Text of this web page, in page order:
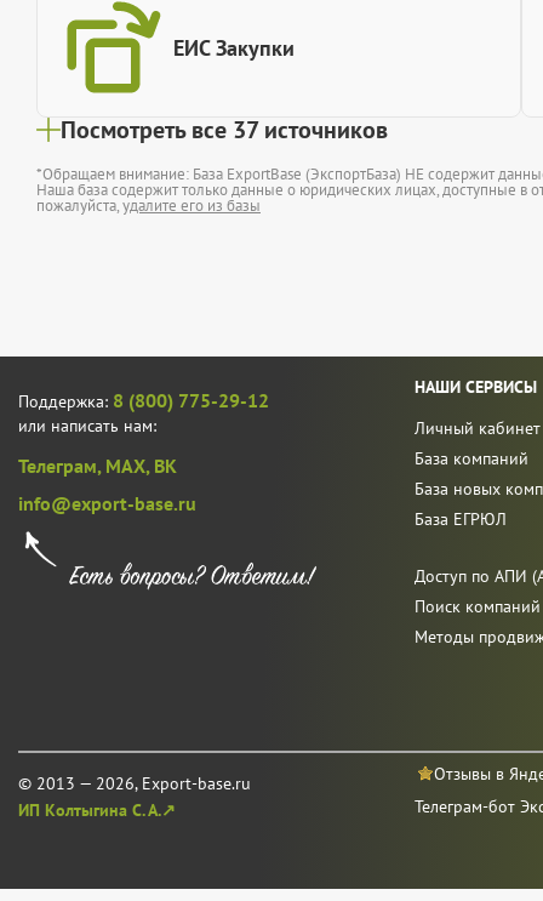
ЕИС Закупки
Посмотреть все 37 источников
*Обращаем внимание: База ExportBase (ЭкспортБаза) НЕ содержит
Наша база содержит только данные о юридических лицах, доступные в
пожалуйста,удалите его из базы
Поддержка: 8 (800) 775-29-12
или написать нам:
Телеграм, MAX, ВК
info@export-base.ru
© 2013 — 2026, Export-base.ru
ИП Колтыгина С. А.↗
НАШИ СЕРВИСЫ
Личный кабинет
База компаний
База новых
База ЕГРЮЛ
Доступ по АПИ
Поиск
Методы
Отзывы в
Телеграм-бот